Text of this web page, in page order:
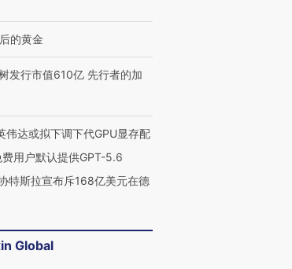
马航飞行员跨国走私7万
粒摇头丸 尿检体内含3种
视线｜被称为“蟑螂”的印
的黄金
发行市值610亿 先行者的加
伟达或拟下调下代GPU显存配
用户默认提供GPT-5.6
特斯拉宣布斥168亿美元在德
Global